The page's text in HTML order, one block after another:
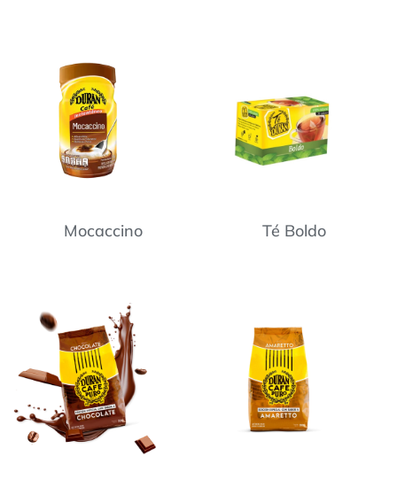
Mocaccino Té Boldo